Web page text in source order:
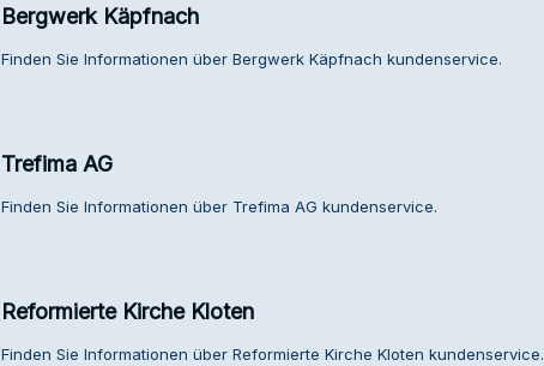
Bergwerk Käpfnach
Finden Sie Informationen über Bergwerk Käpfnach kundenservice.
Trefima AG
Finden Sie Informationen über Trefima AG kundenservice.
Reformierte Kirche Kloten
Finden Sie Informationen über Reformierte Kirche Kloten kundenservice.